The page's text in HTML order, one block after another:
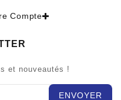
Compte
et nouveautés !